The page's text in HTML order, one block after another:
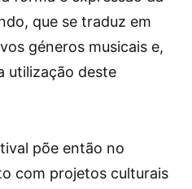
que se traduz em
géneros musicais e,
utilização deste
põe então no
com projetos culturais